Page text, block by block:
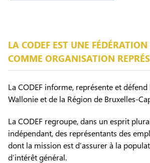
LA CODEF EST UNE
COMME ORGANISATION
La CODEF informe, représente et défend
Wallonie et de la Région de Bruxelles-
La CODEF regroupe, dans un esprit
indépendant, des représentants des
dont la mission est d’assurer à la
d’intérêt général.